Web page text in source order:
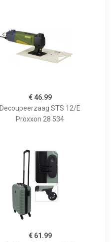
€ 46.99
Decoupeerzaag STS 12/E
Proxxon 28 534
€ 61.99